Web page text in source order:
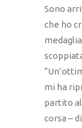
Sono
che ho
mi ha
partito
corsa –